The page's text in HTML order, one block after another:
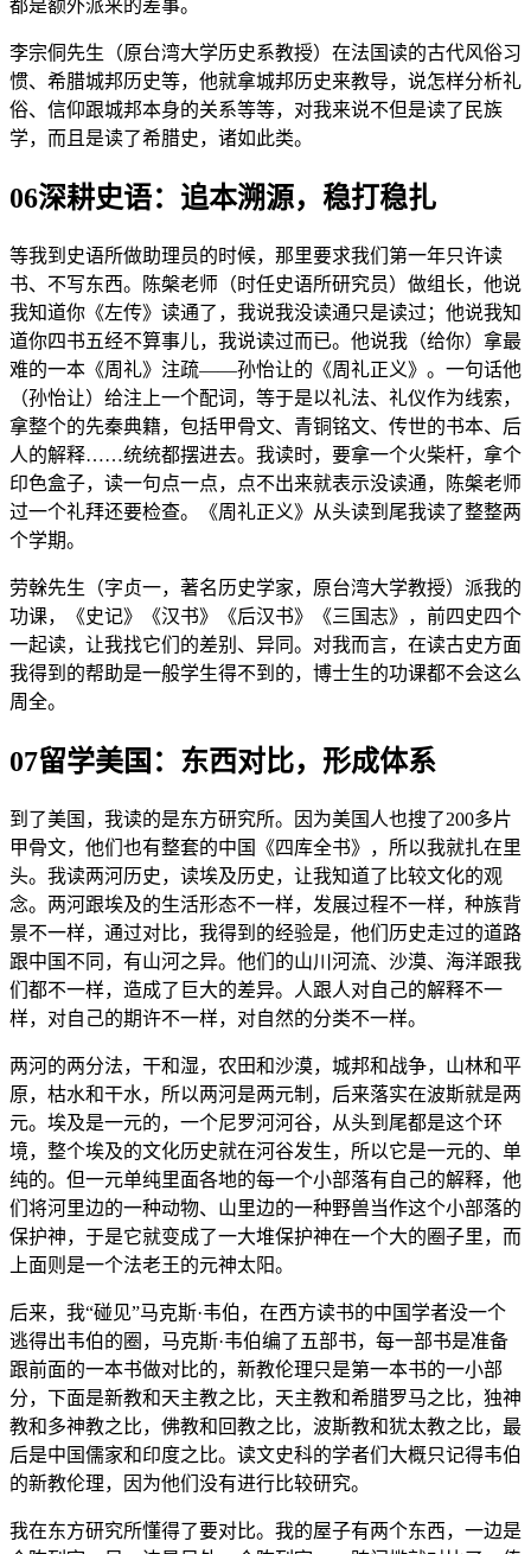
都是额外派来的差事。
李宗侗先生（原台湾大学历史系教授）在法国读的古代风俗习
惯、希腊城邦历史等，他就拿城邦历史来教导，说怎样分析礼
俗、信仰跟城邦本身的关系等等，对我来说不但是读了民族
学，而且是读了希腊史，诸如此类。
06深耕史语：追本溯源，稳打稳扎
等我到史语所做助理员的时候，那里要求我们第一年只许读
书、不写东西。陈槃老师（时任史语所研究员）做组长，他说
我知道你《左传》读通了，我说我没读通只是读过；他说我知
道你四书五经不算事儿，我说读过而已。他说我（给你）拿最
难的一本《周礼》注疏——孙怡让的《周礼正义》。一句话他
（孙怡让）给注上一个配词，等于是以礼法、礼仪作为线索，
拿整个的先秦典籍，包括甲骨文、青铜铭文、传世的书本、后
人的解释……统统都摆进去。我读时，要拿一个火柴杆，拿个
印色盒子，读一句点一点，点不出来就表示没读通，陈槃老师
过一个礼拜还要检查。《周礼正义》从头读到尾我读了整整两
个学期。
劳榦先生（字贞一，著名历史学家，原台湾大学教授）派我的
功课，《史记》《汉书》《后汉书》《三国志》，前四史四个
一起读，让我找它们的差别、异同。对我而言，在读古史方面
我得到的帮助是一般学生得不到的，博士生的功课都不会这么
周全。
07留学美国：东西对比，形成体系
到了美国，我读的是东方研究所。因为美国人也搜了200多片
甲骨文，他们也有整套的中国《四库全书》，所以我就扎在里
头。我读两河历史，读埃及历史，让我知道了比较文化的观
念。两河跟埃及的生活形态不一样，发展过程不一样，种族背
景不一样，通过对比，我得到的经验是，他们历史走过的道路
跟中国不同，有山河之异。他们的山川河流、沙漠、海洋跟我
们都不一样，造成了巨大的差异。人跟人对自己的解释不一
样，对自己的期许不一样，对自然的分类不一样。
两河的两分法，干和湿，农田和沙漠，城邦和战争，山林和平
原，枯水和干水，所以两河是两元制，后来落实在波斯就是两
元。埃及是一元的，一个尼罗河河谷，从头到尾都是这个环
境，整个埃及的文化历史就在河谷发生，所以它是一元的、单
纯的。但一元单纯里面各地的每一个小部落有自己的解释，他
们将河里边的一种动物、山里边的一种野兽当作这个小部落的
保护神，于是它就变成了一大堆保护神在一个大的圈子里，而
上面则是一个法老王的元神太阳。
后来，我“碰见”马克斯·韦伯，在西方读书的中国学者没一个
逃得出韦伯的圈，马克斯·韦伯编了五部书，每一部书是准备
跟前面的一本书做对比的，新教伦理只是第一本书的一小部
分，下面是新教和天主教之比，天主教和希腊罗马之比，独神
教和多神教之比，佛教和回教之比，波斯教和犹太教之比，最
后是中国儒家和印度之比。读文史科的学者们大概只记得韦伯
的新教伦理，因为他们没有进行比较研究。
我在东方研究所懂得了要对比。我的屋子有两个东西，一边是